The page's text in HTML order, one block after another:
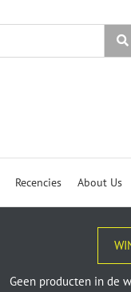
Recencies About Us
Geen producten in de